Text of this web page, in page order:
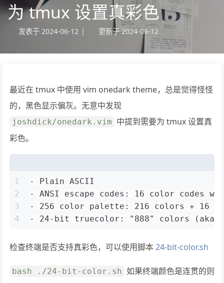
为 tmux 设置真彩色
发表于 2024-06-12 | 更新于 2024-06-12
最近在 tmux 中使用 vim onedark theme，总是觉得怪怪
的，黑色显示偏灰。无意中发现
joshdick/onedark.vim 中提到需要为 tmux 设置真
彩色。
1
2
3
4
- Plain ASCII
- ANSI escape codes: 16 color codes
- 256 color palette: 216 colors + 16
- 24-bit truecolor: "888" colors (aka
检查终端是否支持真彩色，可以使用脚本24-bit-color.sh
bash ./24-bit-color.sh 如果终端颜色是连贯的则